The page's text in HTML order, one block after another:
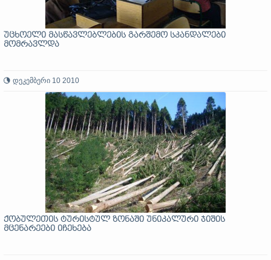
უცხოელი მასწავლებლების გარშემო სკანდალები
მომრავლდა
დეკემბერი 10 2010
ქობულეთის ტურისტულ ზონაში უნიკალური ჯიშის
მცენარეები იჩეხება